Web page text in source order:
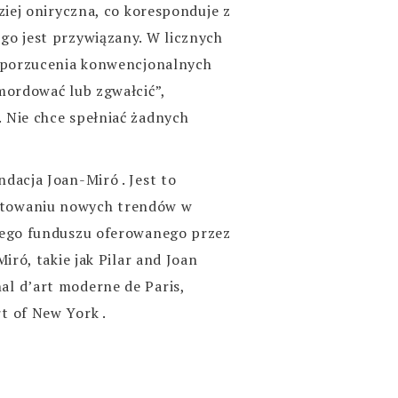
oniryczna, co koresponduje z
jest przywiązany. W licznych
konwencjonalnych
lub zgwałcić”,
chce spełniać żadnych
Joan-Miró . Jest to
nowych trendów w
funduszu oferowanego przez
takie jak Pilar and Joan
d’art moderne de Paris,
of New York .